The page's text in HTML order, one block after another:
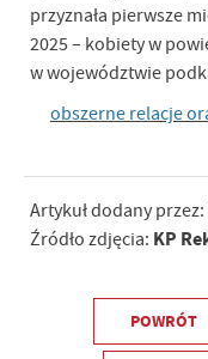
przyznała pierwsze
2025 – kobiety w
w województwie
obszerne relacje
Artykuł dodany przez:
Źródło zdjęcia: KP
POWRÓT